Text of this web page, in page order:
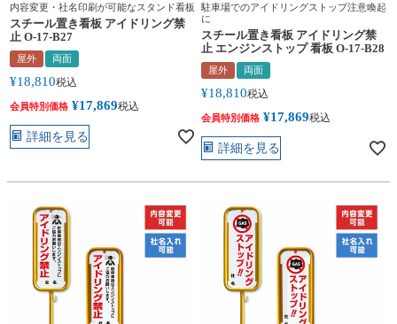
内容変更・社名印刷が可能なスタンド看板
スチール置き看板 アイドリング禁
止 O-17-B27
屋外 両面
¥18,810税込
会員特別価格 ¥17,869税込
詳細を見る
駐車場でのアイドリングストップ注意喚起
に
スチール置き看板 アイドリング禁
止 エンジンストップ 看板 O-17-B28
屋外 両面
¥18,810税込
会員特別価格 ¥17,869税込
詳細を見る